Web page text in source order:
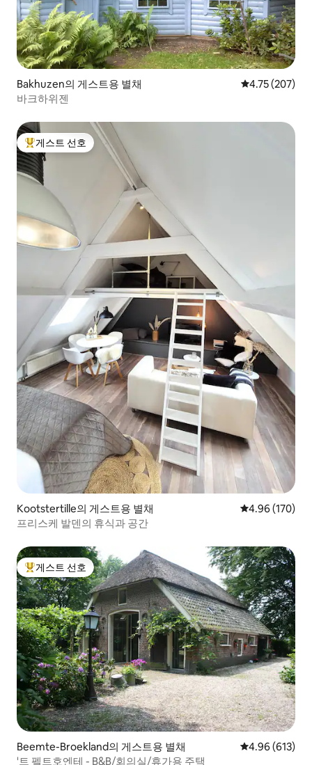
Bakhuzen의 게스트용 별채 평점 4.75점(5
4.75 (207)
바크하위젠
상위 게스트 선호
게스트 선호
Kootstertille의 게스트용 별채 평점 4.96점(5
4.96 (170)
프리스케 발덴의 휴식과 공간
상위 게스트 선호
게스트 선호
Beemte-Broekland의 게스트용 별채 평점 4.96점(5
4.96 (613)
'트 펠트호엔테 - B&B/회의실/휴가용 주택